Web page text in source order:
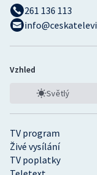
TV program
Živé vysílání
TV poplatky
261 136 113
Vzhled
Světlý